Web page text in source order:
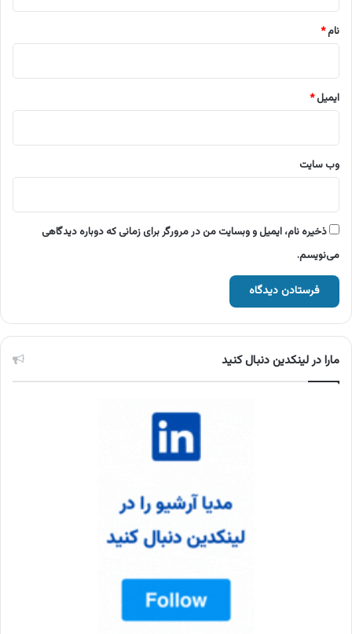
نام*
ایمیل*
وب‌ سایت
ذخیره نام، ایمیل و وبسایت من در مرورگر برای زمانی که دوباره دیدگاهی
می‌نویسم.
مارا در لینکدین دنبال کنید